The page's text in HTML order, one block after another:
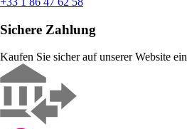
Sichere Zahlung
Kaufen Sie sicher auf unserer Website ein